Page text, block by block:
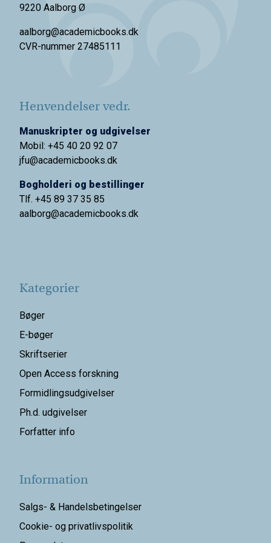
9220 Aalborg Ø
aalborg@academicbooks.dk
CVR-nummer 27485111
Henvendelser vedr.
Manuskripter og udgivelser
Mobil: +45 40 20 92 07
jfu@academicbooks.dk
Bogholderi og bestillinger
Tlf. +45 89 37 35 85
aalborg@academicbooks.dk
Kategorier
Bøger
E-bøger
Skriftserier
Open Access forskning
Formidlingsudgivelser
Ph.d. udgivelser
Forfatter info
Information
Salgs- & Handelsbetingelser
Cookie- og privatlivspolitik